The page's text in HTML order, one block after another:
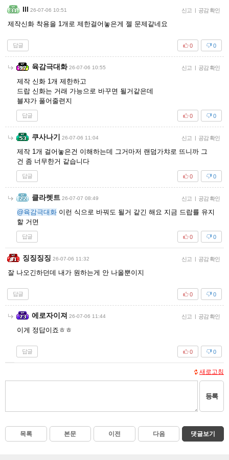
Ill 26-07-06 10:51 신고 공감 확인
제작신화 착용을 1개로 제한걸어놓은게 젤 문제같네요
답글 0
0
육감극대화 26-07-06 10:55 신고 공감 확인
제작 신화 1개 제한하고
드랍 신화는 거래 가능으로 바꾸면 될거같은데
블쟈가 풀어줄련지
답글 0
0
쿠사나기 26-07-06 11:04 신고 공감 확인
제작 1개 걸어놓은건 이해하는데 그거마저 랜덤가챠로 뜨니까 그
건 좀 너무한거 같습니다
답글 0
0
클라렛트 26-07-07 08:49 신고 공감 확인
@육감극대화 이런 식으로 바꿔도 될거 같긴 해요 지금 드랍률 유지
할 거면
답글 0
0
징징징징 26-07-06 11:32 신고 공감 확인
잘 나오긴하던데 내가 원하는게 안 나올뿐이지
답글 0
0
에로자이져 26-07-06 11:44 신고 공감 확인
이게 정답이죠ㅎㅎ
답글 0
0
새로고침
등록
목록 본문 이전 다음 댓글보기